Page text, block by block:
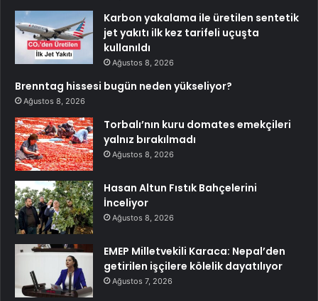
Karbon yakalama ile üretilen sentetik
jet yakıtı ilk kez tarifeli uçuşta
kullanıldı
Ağustos 8, 2026
Brenntag hissesi bugün neden yükseliyor?
Ağustos 8, 2026
Torbalı’nın kuru domates emekçileri
yalnız bırakılmadı
Ağustos 8, 2026
Hasan Altun Fıstık Bahçelerini
İnceliyor
Ağustos 8, 2026
EMEP Milletvekili Karaca: Nepal’den
getirilen işçilere kölelik dayatılıyor
Ağustos 7, 2026